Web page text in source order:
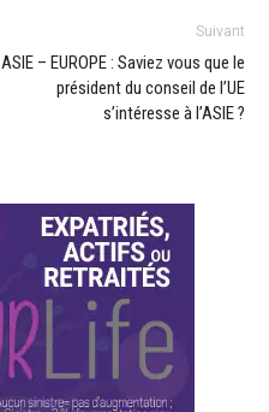
Suivant
ASIE – EUROPE : Saviez vous que le
président du conseil de l’UE
s’intéresse à l’ASIE ?